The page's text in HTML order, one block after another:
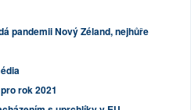
pandemii Nový Zéland, nejhůře
rok 2021